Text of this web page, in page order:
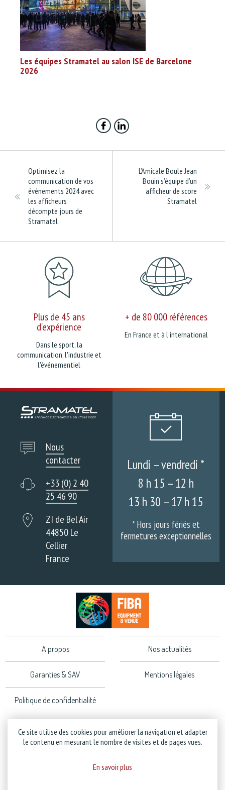
Les équipes Stramatel au salon ISE de Barcelone
2026
Optimisez la
communication de vos
événements 2024 avec
les afficheurs
décompte jours de
Stramatel
L’Amicale Boule Jean
Bouin s’équipe d’un
afficheur de score
Stramatel
Plus de 45 ans
d'expérience
Dans le sport, la
communication, l'industrie et
l'événementiel
+ de 80 000 références
En France et à l'international
Nous
contacter
+33 (0) 2 40
25 46 90
ZI de Bel Air
44850 Le
Cellier
France
Lundi – vendredi *
8 h 15 – 12 h
13 h 30 – 17 h 15
* Hors jours fériés et
fermetures exceptionnelles
A propos Nos actualités
Garanties & SAV Mentions légales
Politique de confidentialité
Copyright © 2026 Stramatel - Tous droits réservés - Création
Ce site utilise des cookies pour améliorer la navigation et adapter
le contenu en mesurant le nombre de visites et de pages vues.
En savoir plus